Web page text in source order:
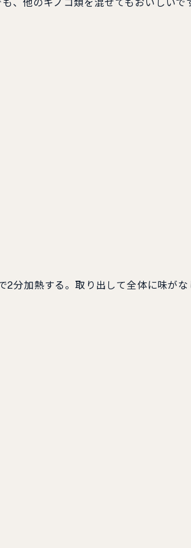
、他のキノコ類を混ぜてもおいしいで
2分加熱する。取り出して全体に味がな